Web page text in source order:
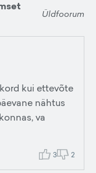
Üldfoorum
kui ettevõte
nähtus
va
3 2